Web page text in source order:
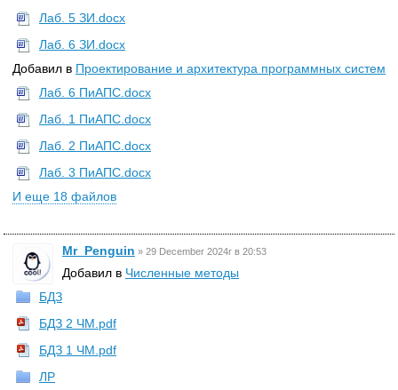
Лаб. 5 ЗИ.docx
Лаб. 6 ЗИ.docx
Добавил в Проектирование и архитектура программных систем
Лаб. 6 ПиАПС.docx
Лаб. 1 ПиАПС.docx
Лаб. 2 ПиАПС.docx
Лаб. 3 ПиАПС.docx
И еще 18 файлов
Mr_Penguin » 29 December 2024г в 20:53
Добавил в Численные методы
БДЗ
БДЗ 2 ЧМ.pdf
БДЗ 1 ЧМ.pdf
ЛР